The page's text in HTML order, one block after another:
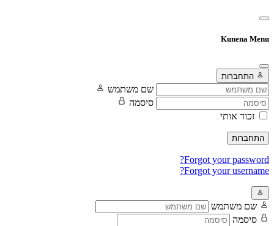
Kunena Menu
התחברות
שם משתמש
סיסמה
זכור אותי
התחברות
Forgot your password?
Forgot your username?
שם משתמש
סיסמה